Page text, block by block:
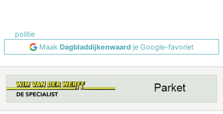
politie
Maak Dagbladdijkenwaard je Google-favoriet